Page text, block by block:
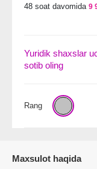
48 soat davomida 9
Yuridik shaxslar
sotib oling
Rang
Maxsulot haqida